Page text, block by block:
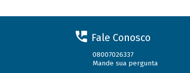
Fale Conosco
08007026337
Mande sua pergunta